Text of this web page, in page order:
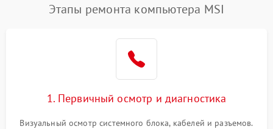
Этапы ремонта компьютера MSI
1. Первичный осмотр и диагностика
Визуальный осмотр системного блока, кабелей и разъемов.